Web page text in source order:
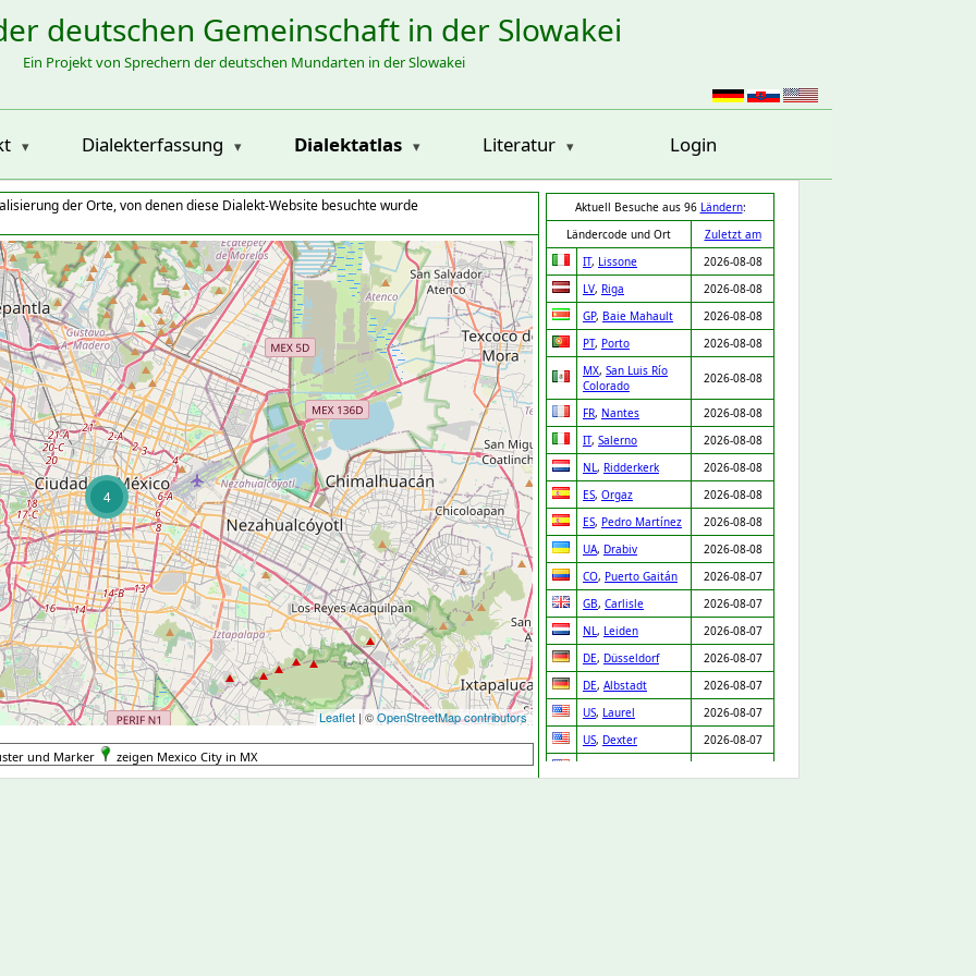
deutschen Gemeinschaft in der Slowakei
Ein Projekt von Sprechern der deutschen Mundarten in der Slowakei
Dialekterfassung Dialektatlas Literatur Login
der Orte, von denen diese Dialekt-Website besuchte wurde
4
Leaflet | ©OpenStreetMap contributors
Aktuell Besuche aus 96 Ländern:
Ländercode und Ort
Zuletzt am
IT, Lissone
2026-08-08
LV, Riga
2026-08-08
GP, Baie Mahault
2026-08-08
PT, Porto
2026-08-08
MX, San Luis Río
Colorado
2026-08-08
FR, Nantes
2026-08-08
IT, Salerno
2026-08-08
NL, Ridderkerk
2026-08-08
ES, Orgaz
2026-08-08
ES, Pedro Martínez
2026-08-08
UA, Drabiv
2026-08-08
CO, Puerto Gaitán
2026-08-07
GB, Carlisle
2026-08-07
NL, Leiden
2026-08-07
DE, Düsseldorf
2026-08-07
DE, Albstadt
2026-08-07
US, Laurel
2026-08-07
US, Dexter
2026-08-07
und Marker zeigen Mexico City in MX